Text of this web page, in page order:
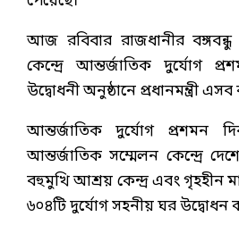
আজ রবিবার রাজধানীর
কেন্দ্রে আন্তর্জাতিক দুর্যোগ
উদ্বোধনী অনুষ্ঠানে প্রধানমন্ত্রী
আন্তর্জাতিক দুর্যোগ প্রশমন
আন্তর্জাতিক সম্মেলন কেন্দ্রে
বহুমুখি আশ্রয় কেন্দ্র এবং গৃহহীন
৬০৪টি দুর্যোগ সহনীয় ঘর উদ্বোধন